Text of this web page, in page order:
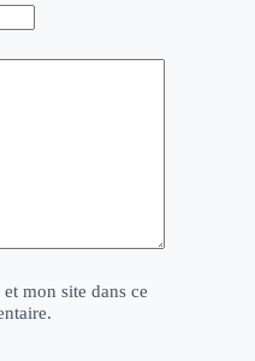
mon site dans ce